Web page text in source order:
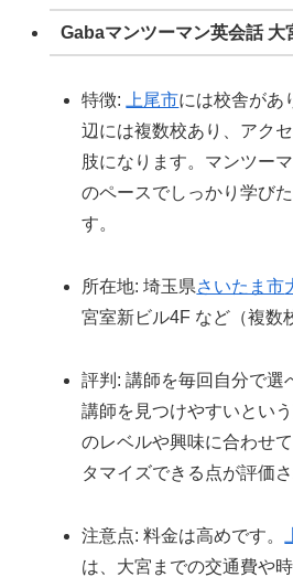
Gabaマンツーマン英会話 大
特徴: 上尾市には校舎があ
辺には複数校あり、アク
肢になります。マンツー
のペースでしっかり学び
す。
所在地: 埼玉県さいたま市
宮室新ビル4F など（複数
評判: 講師を毎回自分で選
講師を見つけやすいとい
のレベルや興味に合わせ
タマイズできる点が評価さ
注意点: 料金は高めです。
は、大宮までの交通費や